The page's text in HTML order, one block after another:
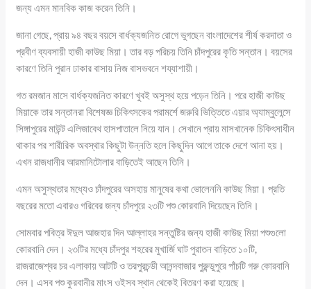
জন্য এমন মানবিক কাজ করেন তিনি।
জানা গেছে, প্রায় ৯৪ বছর বয়সে বার্ধক্যজনিত রোগে ভুগছেন বাংলাদেশের শীর্ষ করদাতা ও
প্রবীণ ব্যবসায়ী হাজী কাউছ মিয়া। তার বড় পরিচয় তিনি চাঁদপুরের কৃতি সন্তান। বয়সের
কারণে তিনি পুরান ঢাকার বাসায় নিজ বাসভবনে শয্যাশায়ী।
গত রমজান মাসে বার্ধক্যজনিত কারণে খুবই অসুস্থ হয়ে পড়েন তিনি। পরে হাজী কাউছ
মিয়াকে তার সন্তানরা বিশেষজ্ঞ চিকিৎসকের পরামর্শে জরুরি ভিত্তিতে এয়ার অ্যাম্বুলেন্সে
সিঙ্গাপুরের মাউন্ট এলিজাবেথ হাসপাতালে নিয়ে যান। সেখানে প্রায় মাসখানেক চিকিৎসাধীন
থাকার পর শারীরিক অবস্থার কিছুটা উন্নতি হলে কিছুদিন আগে তাকে দেশে আনা হয়।
এখন রাজধানীর আরমানিটোলার বাড়িতেই আছেন তিনি।
এমন অসুস্থতার মধ্যেও চাঁদপুরের অসহায় মানুষের কথা ভোলেননি কাউছ মিয়া। প্রতি
বছরের মতো এবারও গরিবের জন্য চাঁদপুরে ২৩টি পশু কোরবানি দিয়েছেন তিনি।
সোমবার পবিত্র ঈদুল আজহার দিন আল্লাহর সন্তুষ্টির জন্য হাজী কাউছ মিয়া পশুগুলো
কোরবানি দেন। ২৩টির মধ্যে চাঁদপুর শহরের মুখার্জি ঘাট পুরাতন বাড়িতে ১০টি,
রাজরাজেশ্বর চর এলাকায় আটটি ও তরপুরচন্ডী আনন্দবাজার পুরুন্ডুপুরে পাঁচটি গরু কোরবানি
দেন। এসব পশু কুরবানীর মাংস ওইসব স্থান থেকেই বিতরণ করা হয়েছে।